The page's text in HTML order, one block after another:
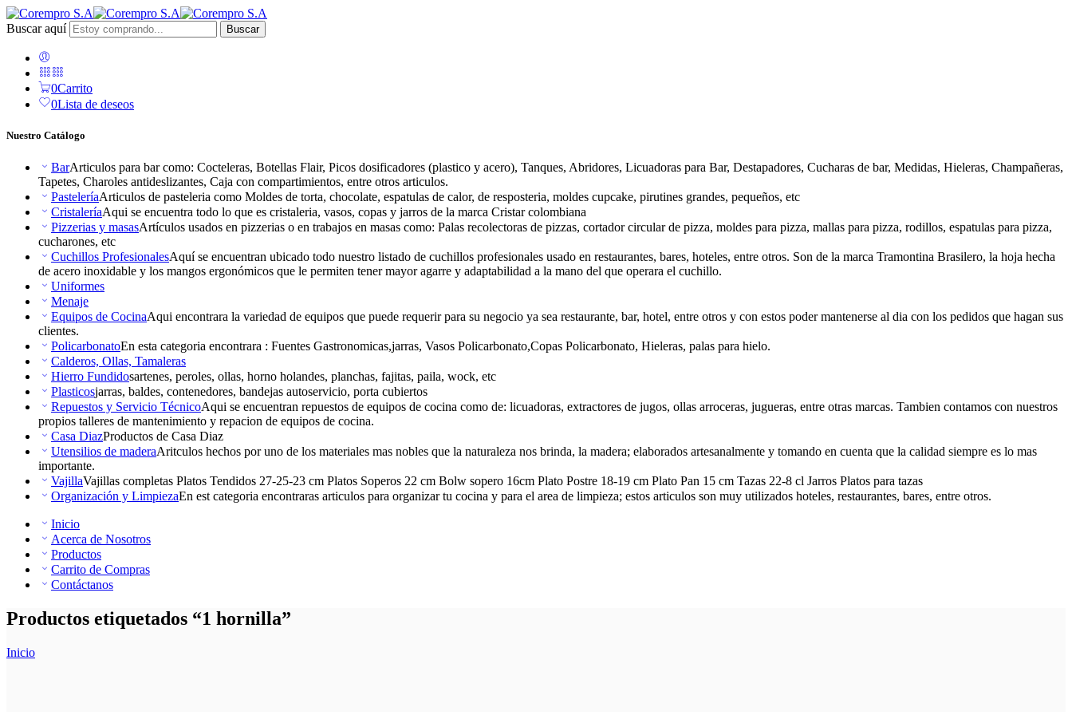
Buscar aquí Buscar
0Carrito
0Lista de deseos
Nuestro Catálogo
BarArticulos para bar como: Cocteleras, Botellas Flair, Picos dosificadores (plastico y acero), Tanques, Abridores, Licuadoras para Bar, Destapadores, Cucharas de bar, Medidas, Hieleras, Champañeras,
Tapetes, Charoles antideslizantes, Caja con compartimientos, entre otros articulos.
PasteleríaArticulos de pasteleria como Moldes de torta, chocolate, espatulas de calor, de resposteria, moldes cupcake, pirutines grandes, pequeños, etc
CristaleríaAqui se encuentra todo lo que es cristaleria, vasos, copas y jarros de la marca Cristar colombiana
Pizzerias y masasArtículos usados en pizzerias o en trabajos en masas como: Palas recolectoras de pizzas, cortador circular de pizza, moldes para pizza, mallas para pizza, rodillos, espatulas para pizza,
cucharones, etc
Cuchillos ProfesionalesAquí se encuentran ubicado todo nuestro listado de cuchillos profesionales usado en restaurantes, bares, hoteles, entre otros. Son de la marca Tramontina Brasilero, la hoja hecha
de acero inoxidable y los mangos ergonómicos que le permiten tener mayor agarre y adaptabilidad a la mano del que operara el cuchillo.
Uniformes
Menaje
Equipos de CocinaAqui encontrara la variedad de equipos que puede requerir para su negocio ya sea restaurante, bar, hotel, entre otros y con estos poder mantenerse al dia con los pedidos que hagan sus
clientes.
PolicarbonatoEn esta categoria encontrara : Fuentes Gastronomicas,jarras, Vasos Policarbonato,Copas Policarbonato, Hieleras, palas para hielo.
Calderos, Ollas, Tamaleras
Hierro Fundidosartenes, peroles, ollas, horno holandes, planchas, fajitas, paila, wock, etc
Plasticosjarras, baldes, contenedores, bandejas autoservicio, porta cubiertos
Repuestos y Servicio TécnicoAqui se encuentran repuestos de equipos de cocina como de: licuadoras, extractores de jugos, ollas arroceras, jugueras, entre otras marcas. Tambien contamos con nuestros
propios talleres de mantenimiento y repacion de equipos de cocina.
Casa DiazProductos de Casa Diaz
Utensilios de maderaAritculos hechos por uno de los materiales mas nobles que la naturaleza nos brinda, la madera; elaborados artesanalmente y tomando en cuenta que la calidad siempre es lo mas
importante.
VajillaVajillas completas Platos Tendidos 27-25-23 cm Platos Soperos 22 cm Bolw sopero 16cm Plato Postre 18-19 cm Plato Pan 15 cm Tazas 22-8 cl Jarros Platos para tazas
Organización y LimpiezaEn est categoria encontraras articulos para organizar tu cocina y para el area de limpieza; estos articulos son muy utilizados hoteles, restaurantes, bares, entre otros.
Inicio
Acerca de Nosotros
Productos
Carrito de Compras
Contáctanos
Productos etiquetados “1 hornilla”
Inicio